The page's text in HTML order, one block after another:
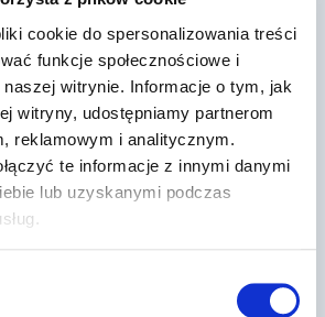
cookie do spersonalizowania treści
funkcje społecznościowe i
witrynie. Informacje o tym, jak
witryny, udostępniamy partnerom
reklamowym i analitycznym.
te informacje z innymi danymi
lub uzyskanymi podczas
znajdujące się na
27